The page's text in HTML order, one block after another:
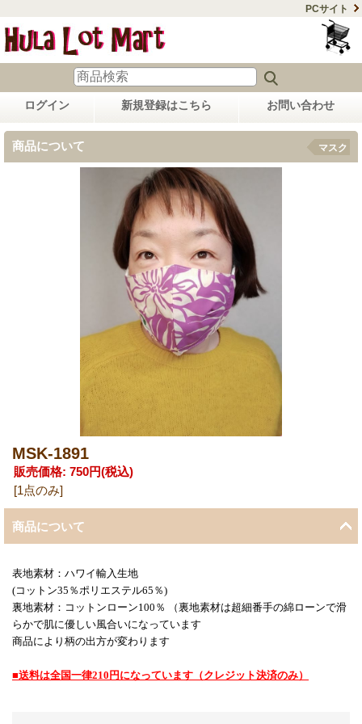
PCサイト
ログイン 新規登録はこちら お問い合わせ
商品について マスク
MSK-1891
販売価格: 750円(税込)
[1点のみ]
商品について
表地素材：ハワイ輸入生地
(コットン35％ポリエステル65％)
裏地素材：コットンローン100％ （裏地素材は超細番手の綿ローンで滑
らかで肌に優しい風合いになっています
商品により柄の出方が変わります
■送料は全国一律210円になっています（クレジット決済のみ）